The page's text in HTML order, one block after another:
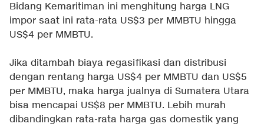
Bidang Kemaritiman ini menghitung harga LNG
impor saat ini rata-rata US$3 per MMBTU hingga
US$4 per MMBTU.
Jika ditambah biaya regasifikasi dan distribusi
dengan rentang harga US$4 per MMBTU dan US$5
per MMBTU, maka harga jualnya di Sumatera Utara
bisa mencapai US$8 per MMBTU. Lebih murah
dibandingkan rata-rata harga gas domestik yang